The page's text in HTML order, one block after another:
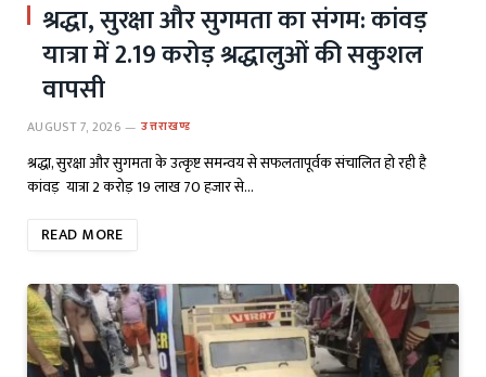
श्रद्धा, सुरक्षा और सुगमता का संगम: कांवड़
यात्रा में 2.19 करोड़ श्रद्धालुओं की सकुशल
वापसी
AUGUST 7, 2026 उत्तराखण्ड
श्रद्धा, सुरक्षा और सुगमता के उत्कृष्ट समन्वय से सफलतापूर्वक संचालित हो रही है
कांवड़ यात्रा 2 करोड़ 19 लाख 70 हजार से…
READ MORE